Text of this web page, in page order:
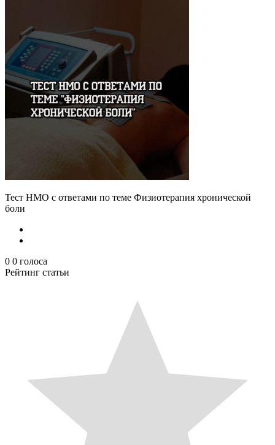
Тест НМО с ответами по теме Физиотерапия хронической
боли
0 0 голоса
Рейтинг статьи